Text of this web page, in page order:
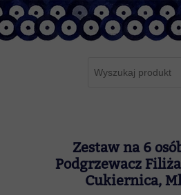
r
z
a
p
Zestaw na 6
Podgrzewacz
Cukiernica,